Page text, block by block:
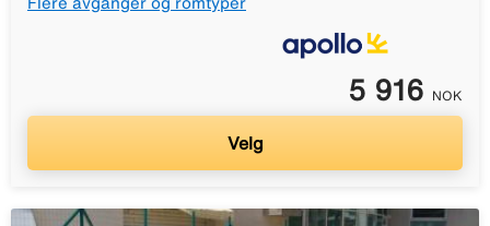
5 916 NOK
Velg